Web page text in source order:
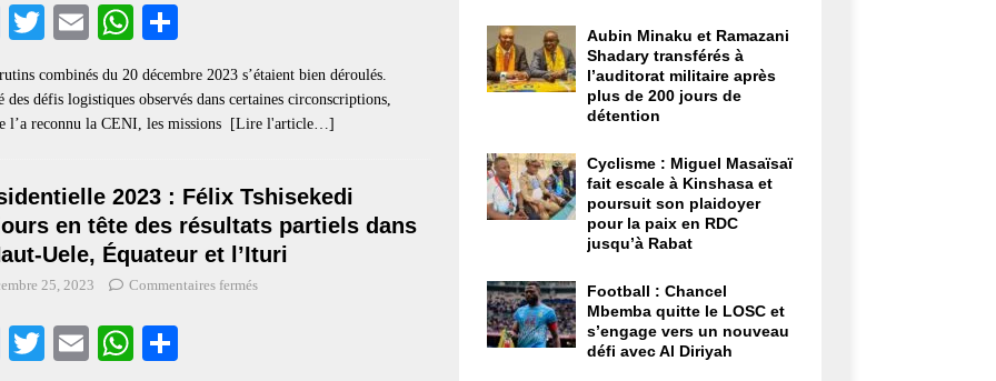
Fa
bo
ok
T
tte
r
E
ail
W
ts
A
re
combinés du 20 décembre 2023 s’étaient bien déroulés.
des défis logistiques observés dans certaines circonscriptions,
l’a reconnu la CENI, les missions
[Lire l'article…]
2023 : Félix Tshisekedi
en tête des résultats partiels dans
Uele, Équateur et l’Ituri
25, 2023 Commentaires fermés
Fa T
E
W
Aubin Minaku et Ramazani
Shadary transférés à
l’auditorat militaire après
plus de 200 jours de
détention
Cyclisme : Miguel Masaïsaï
fait escale à Kinshasa et
poursuit son plaidoyer
pour la paix en RDC
jusqu’à Rabat
Football : Chancel
Mbemba quitte le LOSC et
s’engage vers un nouveau
défi avec Al Diriyah